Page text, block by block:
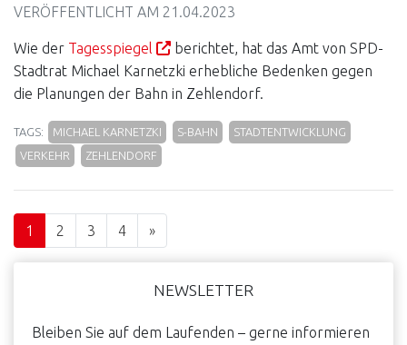
VERÖFFENTLICHT AM 21.04.2023
Wie der Tagesspiegel
berichtet, hat das Amt von SPD-
Stadtrat Michael Karnetzki erhebliche Bedenken gegen
die Planungen der Bahn in Zehlendorf.
TAGS: MICHAEL KARNETZKI S-BAHN
STADTENTWICKLUNG
VERKEHR
ZEHLENDORF
Seite
1 Seite
2 Seite
3 Seite
4 Next Page
»
NEWSLETTER
Bleiben Sie auf dem Laufenden – gerne informieren